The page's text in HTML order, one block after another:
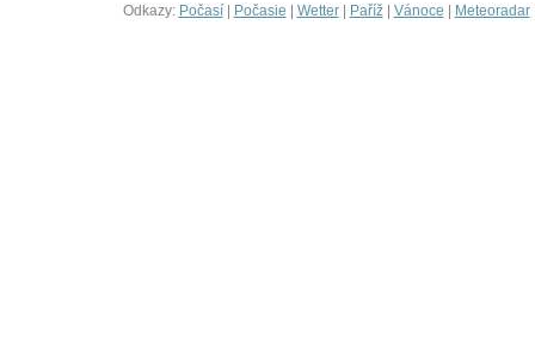
Odkazy: Počasí| Počasie | Wetter| Paříž| Vánoce | Meteoradar